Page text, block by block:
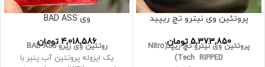
پروتئین وی نیترو تچ ریپید
5,373,850 تومانپروتئین وی نیترو تچ ریپد(Nitro
Tech RIPPED)
وی BAD ASS
4,018,586 تومانروتئین وی زیرو BAD ASS
یک ایزوله پروتئین آب پنیر با